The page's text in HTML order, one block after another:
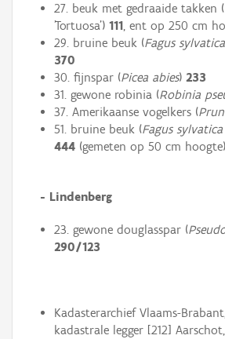
27. beuk met gedraaide takken (
'Tortuosa') 111, ent op 250 cm
29. bruine beuk (Fagus sylvatica
370
30. fijnspar (Picea abies) 233
31. gewone robinia (Robinia
37. Amerikaanse vogelkers (
51. bruine beuk (Fagus sylvatica
444(gemeten op 50 cm hoogte)
- Lindenberg
23. gewone douglasspar (
290/123
Kadasterarchief Vlaams-
kadastrale legger [212]